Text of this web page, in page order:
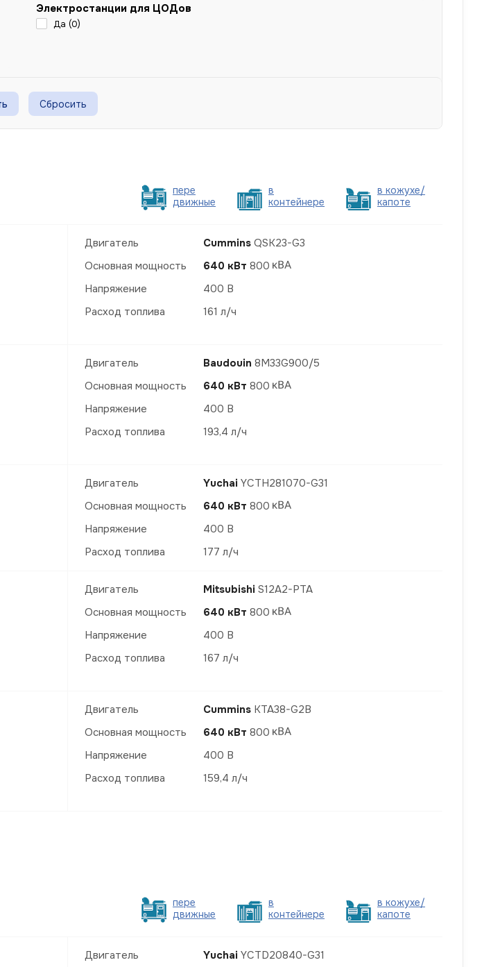
Электростанции для ЦОДов
Да (0)
Сбросить
пере
движные
в
контейнере
в кожухе/
капоте
Двигатель Cummins QSK23-G3
Основная мощность
640 кВт 800
Напряжение
400 В
Расход топлива
161 л/ч
Двигатель Baudouin 8M33G900/5
Основная мощность
640 кВт 800
Напряжение
400 В
Расход топлива
193,4 л/ч
Двигатель Yuchai YCTH281070-G31
Основная мощность
640 кВт 800
Напряжение
400 В
Расход топлива
177 л/ч
Двигатель Mitsubishi S12A2-PTA
Основная мощность
640 кВт 800
Напряжение
400 В
Расход топлива
167 л/ч
Двигатель Cummins KTA38-G2B
Основная мощность
640 кВт 800
Напряжение
400 В
Расход топлива
159,4 л/ч
пере
движные
в
контейнере
в кожухе/
капоте
Двигатель Yuchai YCTD20840-G31